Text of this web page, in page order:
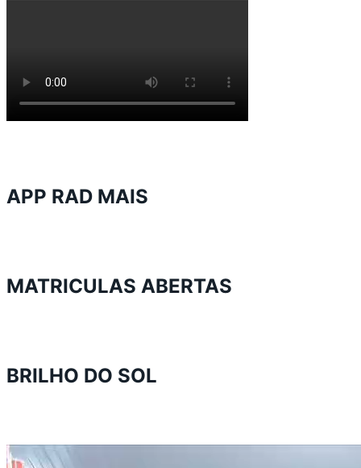
APP RAD MAIS
MATRICULAS ABERTAS
BRILHO DO SOL